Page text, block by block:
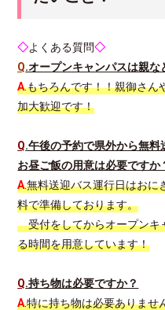
◇よくある質問◇
Q.オープンキャンパスは親な
A.もちろんです！！親御さん
加大歓迎です！
Q.午後の予約で県外から無料
お昼ご飯の用意は必要ですか
A.無料送迎バス運行日はおに
料で準備しております。
受付をしてからオープンキ
る時間を用意しています！
Q.持ち物は必要ですか？
A.特に持ち物は必要ありませ